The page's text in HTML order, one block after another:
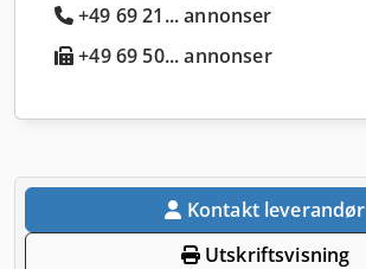
+49 69 21... annonser
+49 69 50... annonser
Kontakt leverandør
Utskriftsvisning